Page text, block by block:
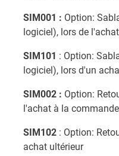
SIM001 : Option:
logiciel), lors de
SIM101 : Option:
logiciel), lors d'un
SIM002 : Option:
l'achat à la commande
SIM102 : Option:
achat ultérieur